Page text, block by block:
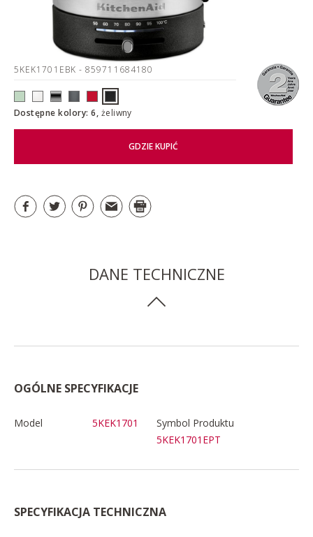
5KEK1701EBK - 859711684180
Dostępne kolory: 6, żeliwny
GDZIE KUPIĆ
DANE TECHNICZNE
OGÓLNE SPECYFIKACJE
Model 5KEK1701
Symbol Produktu
5KEK1701EPT
SPECYFIKACJA TECHNICZNA